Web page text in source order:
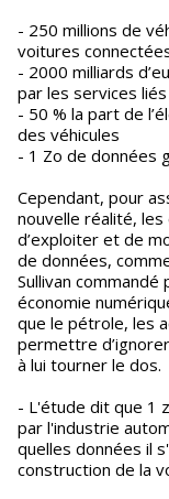
- 250 millions de
voitures
- 2000 milliards
par les services
- 50 % la part de
des véhicules
- 1 Zo de données
Cependant, pour
nouvelle réalité,
d’exploiter et de
de données,
Sullivan commandé
économie
que le pétrole, les
permettre
à lui tourner le dos.
- L'étude dit que 1
par l'industrie
quelles données il
construction de la